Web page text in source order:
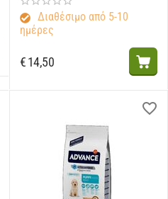
Διαθέσιμο από 5-10
ημέρες
€14,50